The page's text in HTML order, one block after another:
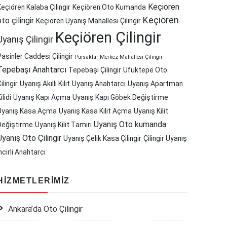
Kalaba Çilingir Keçiören Oto Kumanda Keçiören
çilingir Keçiören Uyanış Mahallesi Çilingir Keçiören
Çilingir Keçiören Çilingir
Caddesi Çilingir Pursaklar Merkez Mahallesi Çilingir
Anahtarcı Tepebaşı Çilingir Ufuktepe Oto
Uyanış Akıllı Kilit Uyanış Anahtarcı Uyanış Apartman
Uyanış Kapı Açma Uyanış Kapı Göbek Değiştirme
Kasa Açma Uyanış Kasa Kilit Açma Uyanış Kilit
Uyanış Kilit Tamiri Uyanış Oto kumanda
Oto Çilingir Uyanış Çelik Kasa Çilingir Çilingir Uyanış
Anahtarcı
Ankara’da Oto Çilingir